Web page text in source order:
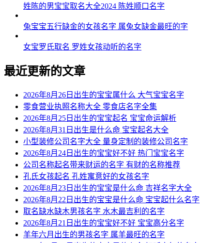
姓陈的男宝宝取名大全2024 陈姓顺口名字
兔宝宝五行缺金的女孩名字 属兔女缺金最旺的字
女宝罗氏取名 罗姓女孩动听的名字
最近更新的文章
2026年8月26日出生的宝宝属什么 大气宝宝名字
零食营业执照名称大全 零食店名字全集
2026年8月25日出生的宝宝起名 宝宝命运解析
2026年8月31日出生是什么命 宝宝起名大全
小型装修公司名字大全 量身定制的装修公司名字
2026年8月24日出生的宝宝好不好 热门宝宝名字
公司名称起名带来财运的名字 有财的名称推荐
孔氏女孩起名 孔姓寓意好的女孩名字
2026年8月23日出生的宝宝是什么命 吉祥名字大全
2026年8月22日出生的宝宝是什么命 宝宝起什么名字
取名缺水缺木男孩名字 水木最吉利的名字
2026年8月21日出生的宝宝好不好 宝宝高分名字
羊年六月出生的男孩名字 属羊最旺的名字